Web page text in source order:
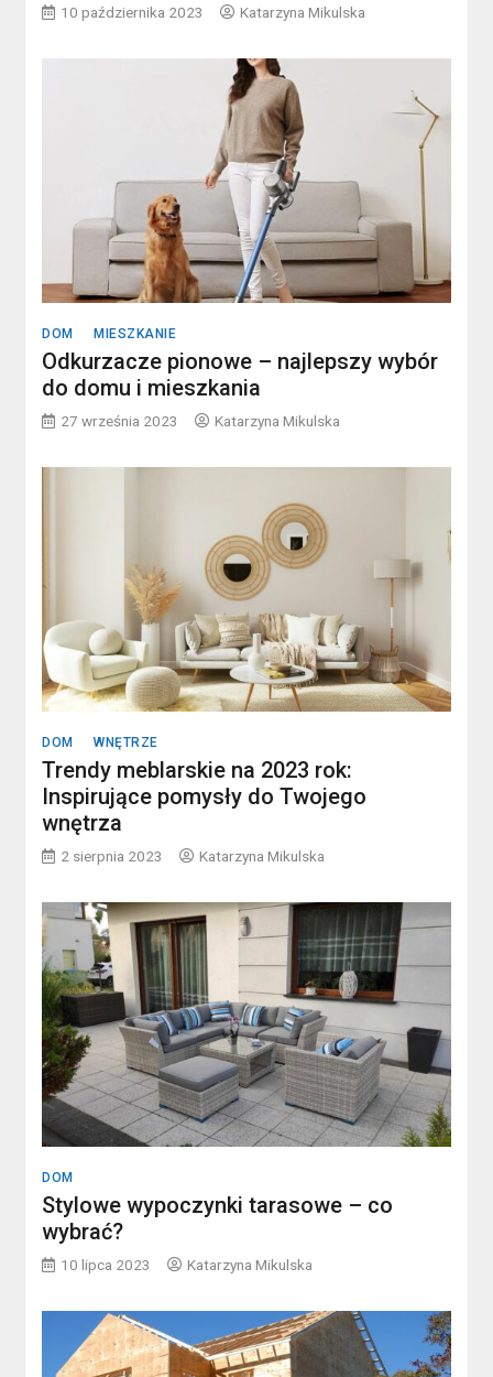
10 października 2023 Katarzyna Mikulska
DOM MIESZKANIE
Odkurzacze pionowe – najlepszy wybór
do domu i mieszkania
27 września 2023 Katarzyna Mikulska
DOM WNĘTRZE
Trendy meblarskie na 2023 rok:
Inspirujące pomysły do Twojego
wnętrza
2 sierpnia 2023 Katarzyna Mikulska
DOM
Stylowe wypoczynki tarasowe – co
wybrać?
10 lipca 2023 Katarzyna Mikulska